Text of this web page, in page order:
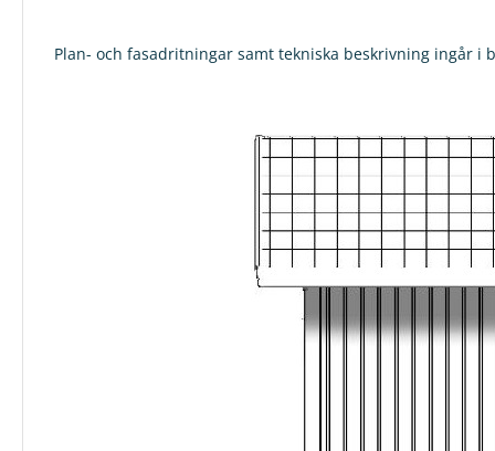
Plan- och fasadritningar samt tekniska beskrivning ingår